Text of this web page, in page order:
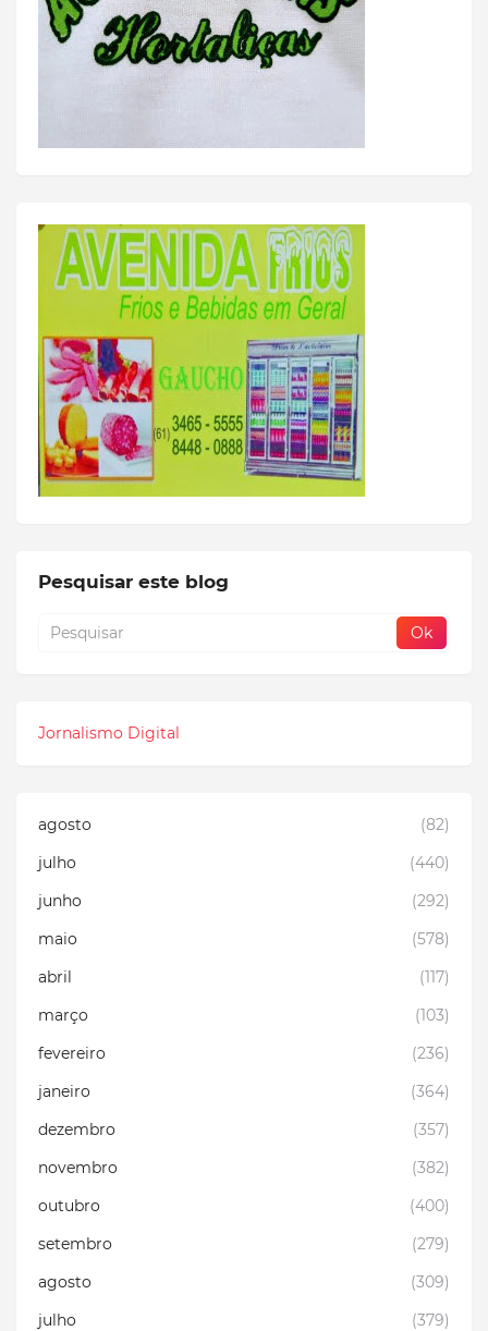
Pesquisar este blog
Jornalismo Digital
agosto
(82)
julho
(440)
junho
(292)
maio
(578)
abril
(117)
março
(103)
fevereiro
(236)
janeiro
(364)
dezembro
(357)
novembro
(382)
outubro
(400)
setembro
(279)
agosto
(309)
julho
(379)